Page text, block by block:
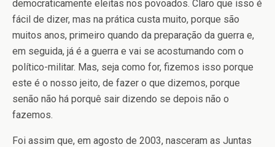
democraticamente eleitas nos povoados. Claro que isso é
fácil de dizer, mas na prática custa muito, porque são
muitos anos, primeiro quando da preparação da guerra e,
em seguida, já é a guerra e vai se acostumando com o
político-militar. Mas, seja como for, fizemos isso porque
este é o nosso jeito, de fazer o que dizemos, porque
senão não há porquê sair dizendo se depois não o
fazemos.
Foi assim que, em agosto de 2003, nasceram as Juntas